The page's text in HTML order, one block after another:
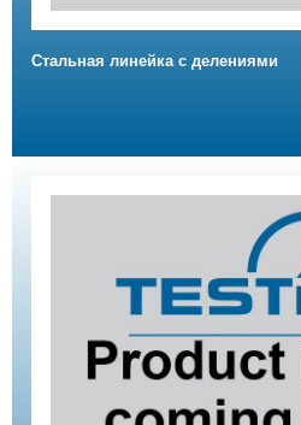
Стальная линейка с делениями